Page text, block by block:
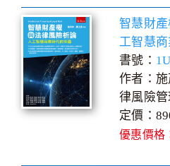
智慧財
工智慧
書號：
作者：
律風險
定價：
優惠價格